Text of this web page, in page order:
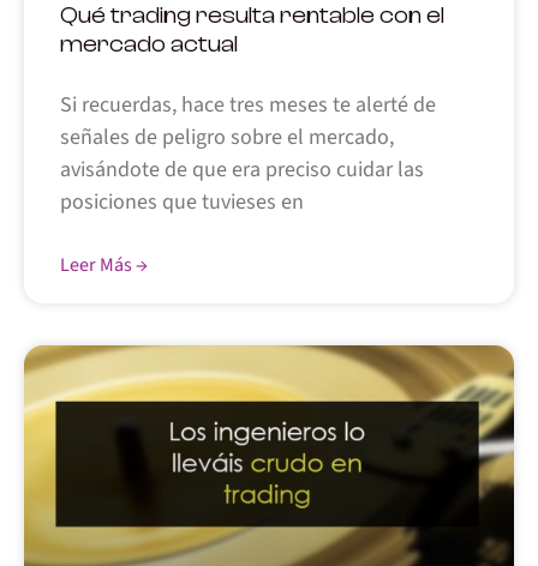
Qué trading resulta rentable con el
mercado actual
Si recuerdas, hace tres meses te alerté de
señales de peligro sobre el mercado,
avisándote de que era preciso cuidar las
posiciones que tuvieses en
Leer Más →